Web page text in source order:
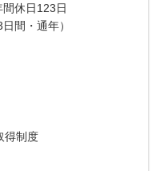
間休日123日
間・通年）
得制度